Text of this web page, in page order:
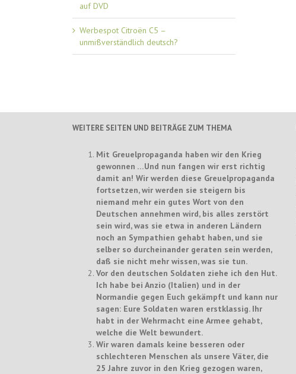
auf DVD
Werbespot Citroën C5 –
unmißverständlich deutsch?
WEITERE SEITEN UND BEITRÄGE ZUM THEMA
Mit Greuelpropaganda haben wir den Krieg
gewonnen …Und nun fangen wir erst richtig
damit an! Wir werden diese Greuelpropaganda
fortsetzen, wir werden sie steigern bis
niemand mehr ein gutes Wort von den
Deutschen annehmen wird, bis alles zerstört
sein wird, was sie etwa in anderen Ländern
noch an Sympathien gehabt haben, und sie
selber so durcheinander geraten sein werden,
daß sie nicht mehr wissen, was sie tun.
Vor den deutschen Soldaten ziehe ich den Hut.
Ich habe bei Anzio (Italien) und in der
Normandie gegen Euch gekämpft und kann nur
sagen: Eure Soldaten waren erstklassig. Ihr
habt in der Wehrmacht eine Armee gehabt,
welche die Welt bewundert.
Wir waren damals keine besseren oder
schlechteren Menschen als unsere Väter, die
25 Jahre zuvor in den Krieg gezogen waren,